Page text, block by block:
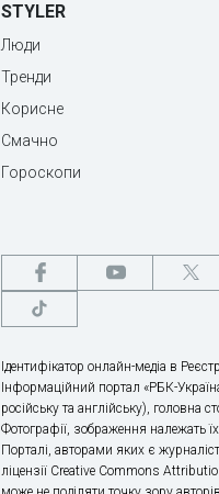
STYLER
Люди
Тренди
Корисне
Смачно
Гороскопи
Ідентифікатор онлайн-медіа в
Інформаційний портал «РБК-
російську та англійську), головна
Фотографії, зображення належать
Порталі, авторами яких є
ліцензії Creative Commons